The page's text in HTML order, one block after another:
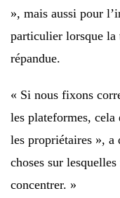
», mais aussi pour
particulier lorsque la
répandue.
« Si nous fixons
les plateformes, cela
les propriétaires », a
choses sur
concentrer. »